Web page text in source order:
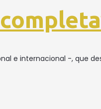
e internacional -, que